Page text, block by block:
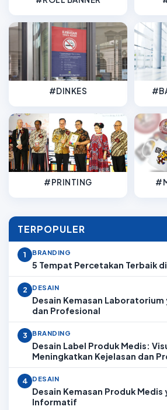
#DINKES
#PRINTING
TERPOPULER
1 BRANDING
5 Tempat Percetakan Terbaik
2 DESAIN
Desain Kemasan
dan Profesional
3 BRANDING
Desain Label Produk Medis:
Meningkatkan Kejelasan dan
4 DESAIN
Desain Kemasan Produk Medis
Informatif